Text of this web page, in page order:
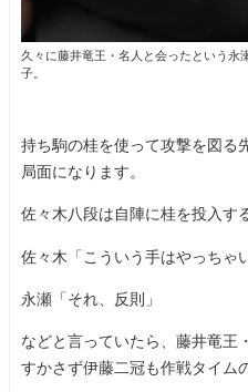
久々に藤井竜王・名人と会ったという永
子。
持ち駒の桂を使って攻撃を図る
局面になります。
佐々木八段は自陣に桂を投入す
佐々木「こういう手はやっちゃ
永瀬「それ、反則」
などと言っていたら、藤井竜王
すかさず伊藤二冠も作戦タイム